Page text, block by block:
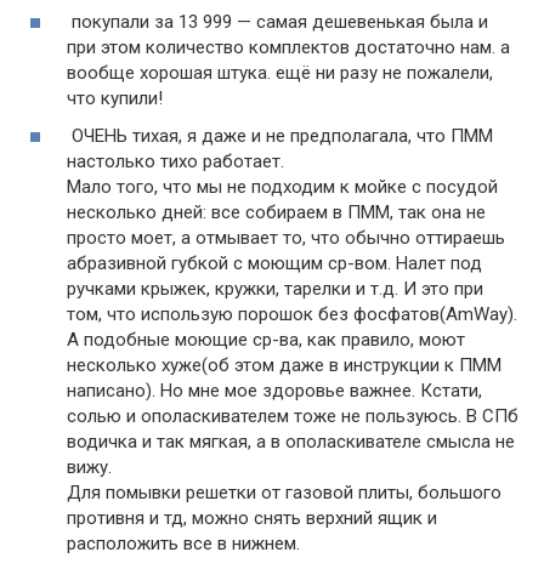
покупали за 13 999 — самая дешевенькая была и
при этом количество комплектов достаточно нам. а
вообще хорошая штука. ещё ни разу не пожалели,
что купили!
ОЧЕНЬ тихая, я даже и не предполагала, что ПММ
настолько тихо работает.
Мало того, что мы не подходим к мойке с посудой
несколько дней: все собираем в ПММ, так она не
просто моет, а отмывает то, что обычно оттираешь
абразивной губкой с моющим ср-вом. Налет под
ручками крыжек, кружки, тарелки и т.д. И это при
том, что использую порошок без фосфатов(AmWay).
А подобные моющие ср-ва, как правило, моют
несколько хуже(об этом даже в инструкции к ПММ
написано). Но мне мое здоровье важнее. Кстати,
солью и ополаскивателем тоже не пользуюсь. В СПб
водичка и так мягкая, а в ополаскивателе смысла не
вижу.
Для помывки решетки от газовой плиты, большого
противня и тд, можно снять верхний ящик и
расположить все в нижнем.